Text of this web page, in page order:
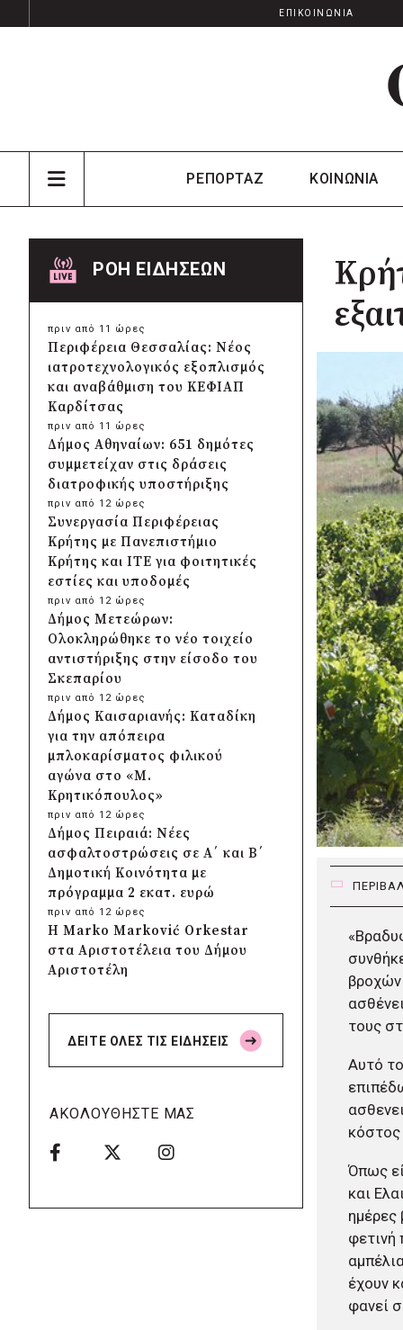
ΕΠΙΚΟΙΝΩΝΙΑ
ΡΕΠΟΡΤΑΖ ΚΟΙΝΩΝΙΑ
βροχών
τους
Αυτό
Όπως
και
ημέρες
φετινή
έχουν
φανεί
ΡΟΗ ΕΙΔΗΣΕΩΝ
πριν από 11 ώρες
Περιφέρεια Θεσσαλίας: Νέος
ιατροτεχνολογικός εξοπλισμός
και αναβάθμιση του ΚΕΦΙΑΠ
Καρδίτσας
πριν από 11 ώρες
Δήμος Αθηναίων: 651 δημότες
συμμετείχαν στις δράσεις
διατροφικής υποστήριξης
πριν από 12 ώρες
Συνεργασία Περιφέρειας
Κρήτης με Πανεπιστήμιο
Κρήτης και ΙΤΕ για φοιτητικές
εστίες και υποδομές
πριν από 12 ώρες
Δήμος Μετεώρων:
Ολοκληρώθηκε το νέο τοιχείο
αντιστήριξης στην είσοδο του
Σκεπαρίου
πριν από 12 ώρες
Δήμος Καισαριανής: Καταδίκη
για την απόπειρα
μπλοκαρίσματος φιλικού
αγώνα στο «Μ.
Κρητικόπουλος»
πριν από 12 ώρες
Δήμος Πειραιά: Νέες
ασφαλτοστρώσεις σε Α΄ και Β΄
Δημοτική Κοινότητα με
πρόγραμμα 2 εκατ. ευρώ
πριν από 12 ώρες
Η Marko Marković Orkestar
στα Αριστοτέλεια του Δήμου
Αριστοτέλη
Αποκαταστάθηκαν τα δίκτυα
ηλεκτροδότησης, ύδρευσης και
οδοποιίας στις πυρόπληκτες
πριν από 13 ώρες
πυροπροστασίας σε Γαλάτσι,
Μαρούσι και Λυκόβρυση –
ΔΕΙΤΕ ΟΛΕΣ ΤΙΣ ΕΙΔΗΣΕΙΣ
ΑΚΟΛΟΥΘΗΣΤΕ ΜΑΣ